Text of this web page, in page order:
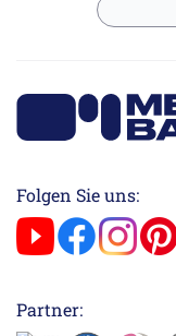
Folgen Sie uns:
Partner: